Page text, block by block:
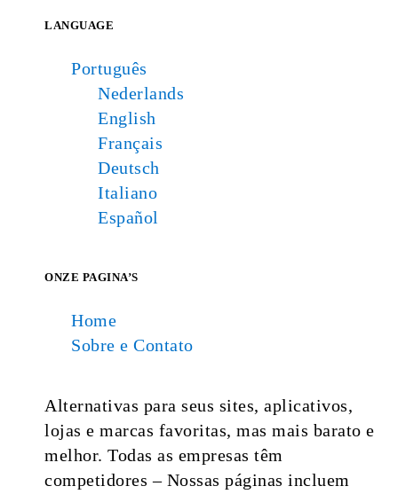
LANGUAGE
Português
Nederlands
English
Français
Deutsch
Italiano
Español
ONZE PAGINA’S
Home
Sobre e Contato
Alternativas para seus sites, aplicativos,
lojas e marcas favoritas, mas mais barato e
melhor. Todas as empresas têm
competidores – Nossas páginas incluem